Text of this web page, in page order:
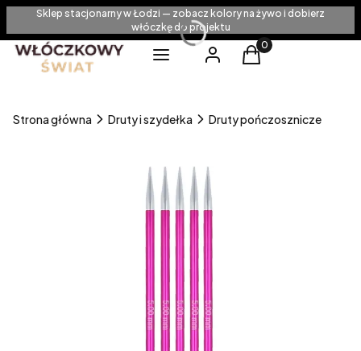
Sklep stacjonarny w Łodzi — zobacz kolory na żywo i dobierz
włóczkę do projektu
Menu
Zaloguj sięProdukty w
Koszyk
Strona główna Druty i szydełka Druty pończosznicze